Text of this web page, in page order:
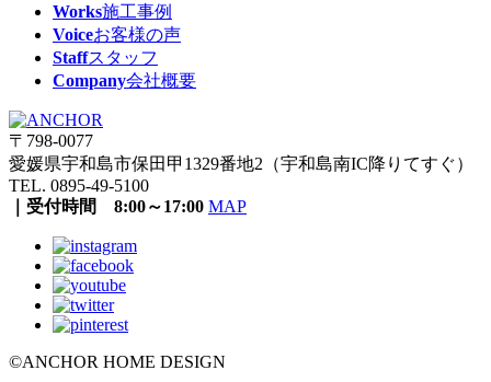
Works施工事例
Voiceお客様の声
Staffスタッフ
Company会社概要
〒798-0077
愛媛県宇和島市保田甲1329番地2（宇和島南IC降りてすぐ）
TEL. 0895-49-5100
｜受付時間 8:00～17:00 MAP
©ANCHOR HOME DESIGN